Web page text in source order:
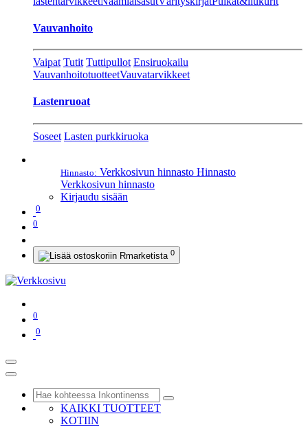
Vauvanhoito
Vaipat Tutit Tuttipullot Ensiruokailu
VauvanhoitotuotteetVauvatarvikkeet
Lastenruoat
Soseet Lasten purkkiruoka
Hinnasto: Verkkosivun hinnasto Hinnasto
Verkkosivun hinnasto
Kirjaudu sisään
0
0
0
0
0
KAIKKI TUOTTEET
KOTIIN